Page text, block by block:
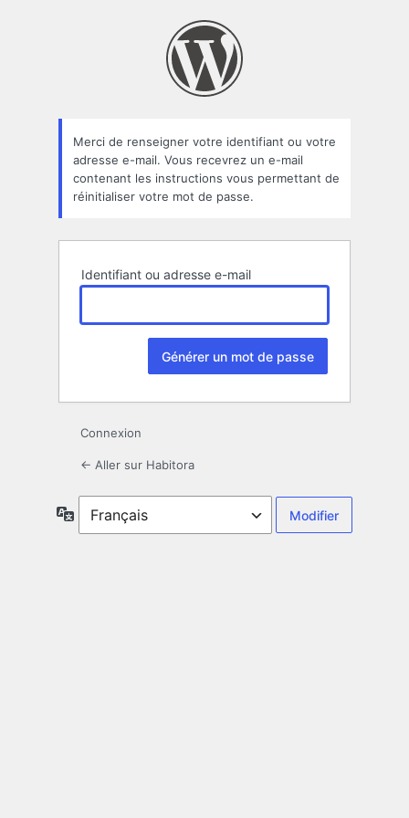
oublié
Merci de renseigner votre identifiant ou votre
adresse e-mail. Vous recevrez un e-mail
contenant les instructions vous permettant de
réinitialiser votre mot de passe.
Identifiant ou adresse e-mail
Connexion
← Aller sur Habitora
Langue